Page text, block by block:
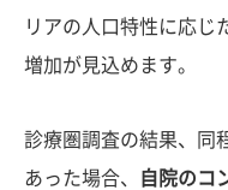
リアの人口特性に応じ
増加が見込めます。
診療圏調査の結果、同
あった場合、
自院のコ